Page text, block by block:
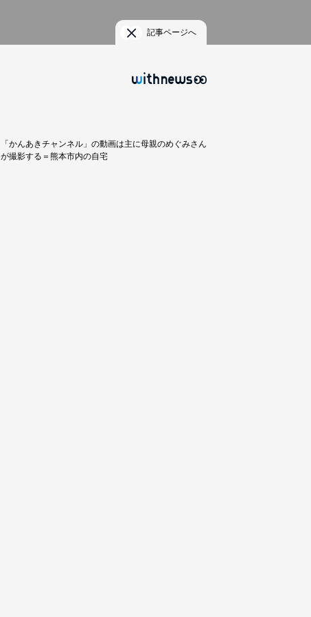
記事ページへ
「かんあきチャンネル」の動画は主に母親のめぐみさん
が撮影する＝熊本市内の自宅